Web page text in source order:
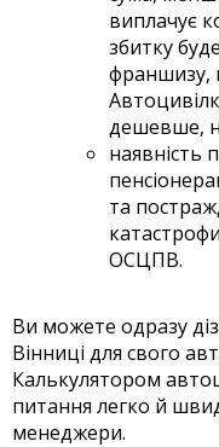
виплачує
збитку
франшизу,
дешевше,
наявність
та
ОСЦПВ.
Ви можете одразу
Вінниці для свого
Калькулятором
питання легко й
менеджери.